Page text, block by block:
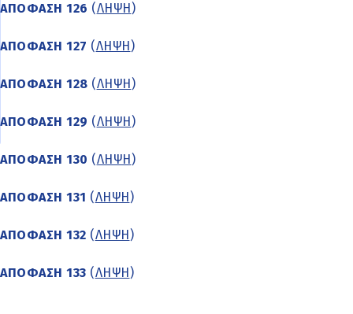
ΑΠΟΦΑΣΗ 126 (ΛΗΨΗ )
ΑΠΟΦΑΣΗ 127 (ΛΗΨΗ )
ΑΠΟΦΑΣΗ 128 (ΛΗΨΗ )
ΑΠΟΦΑΣΗ 129 (ΛΗΨΗ )
ΑΠΟΦΑΣΗ 130 (ΛΗΨΗ )
ΑΠΟΦΑΣΗ 131 (ΛΗΨΗ )
ΑΠΟΦΑΣΗ 132 (ΛΗΨΗ )
ΑΠΟΦΑΣΗ 133 (ΛΗΨΗ )